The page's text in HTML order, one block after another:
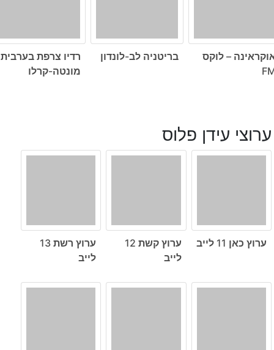
– לוקס
בריטניה לב-לונדון
רדיו צרפת בערבית
מונטה-קרלו
ערוצי עידן פלוס
ערוץ כאן 11 לייב
ערוץ קשת 12
לייב
ערוץ רשת 13
לייב